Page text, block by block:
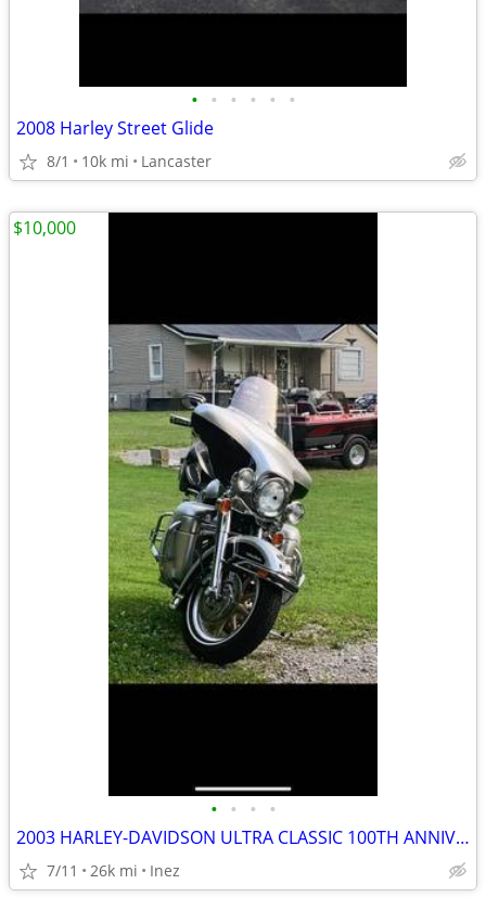
• • • • • •
2008 Harley Street Glide
8/1 10k mi Lancaster
• • • •
2003 HARLEY-DAVIDSON ULTRA CLASSIC 100TH ANNIVERSARY BIKE
7/11 26k mi Inez
$10,000